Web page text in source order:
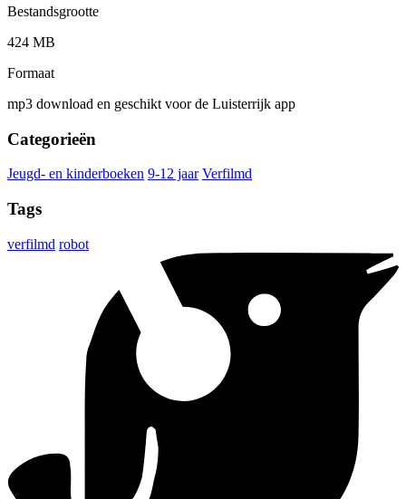
Bestandsgrootte
424 MB
Formaat
mp3 download en geschikt voor de Luisterrijk app
Categorieën
Jeugd- en kinderboeken 9-12 jaar Verfilmd
Tags
verfilmd robot